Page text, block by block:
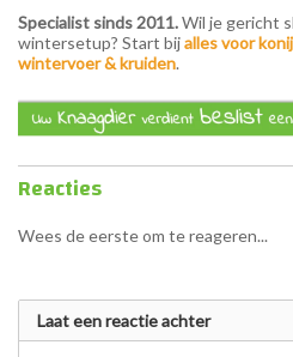
Specialist sinds 2011.Wil je gericht
wintersetup? Start bijalles voor
wintervoer & kruiden.
Reacties
Wees de eerste om te reageren...
Laat een reactie achter